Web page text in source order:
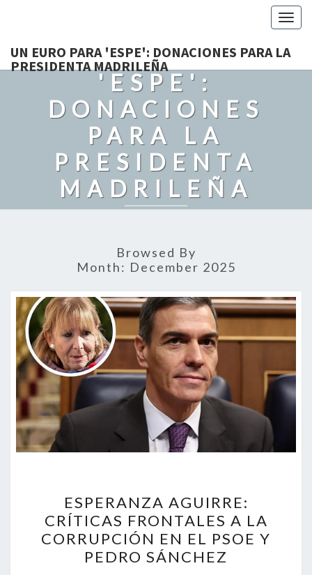
UN EURO PARA 'ESPE': DONACIONES PARA LA
PRESIDENTA MADRILEÑA
UN EURO PARA
'ESPE':
DONACIONES
PARA LA
PRESIDENTA
MADRILEÑA
Browsed By
Month: December 2025
AGUIRRE:
CRÍTICAS
FRONTALES
A
ESPERANZA AGUIRRE:
CRÍTICAS FRONTALES A LA
CORRUPCIÓN EN EL PSOE Y
PEDRO SÁNCHEZ